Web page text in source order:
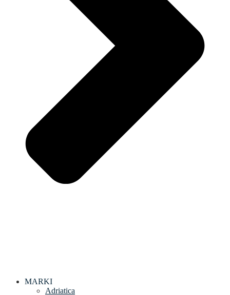
MARKI
Adriatica